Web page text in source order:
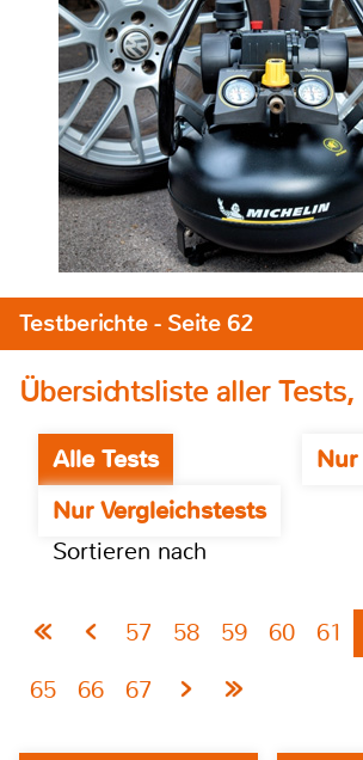
Testberichte - Seite 62
Übersichtsliste aller
Alle Tests
Nur Vergleichstests
Sortieren nach
57 58 59 60 61
65
66 67